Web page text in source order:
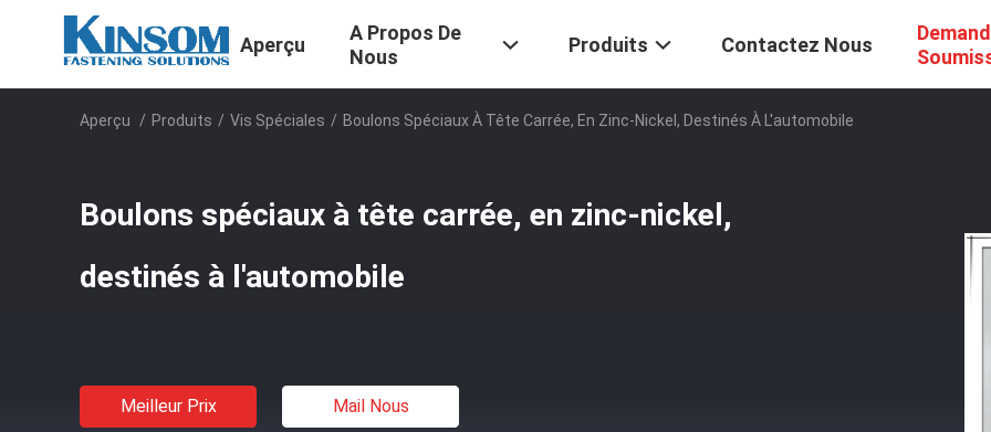
Aperçu
A Propos De
Nous
Produits Contactez Nous
Aperçu / Produits / Vis Spéciales / Boulons Spéciaux À Tête Carrée, En Zinc-Nickel, Destinés À L'automobile
Boulons spéciaux à tête carrée, en zinc-nickel,
destinés à l'automobile
Meilleur Prix Mail Nous